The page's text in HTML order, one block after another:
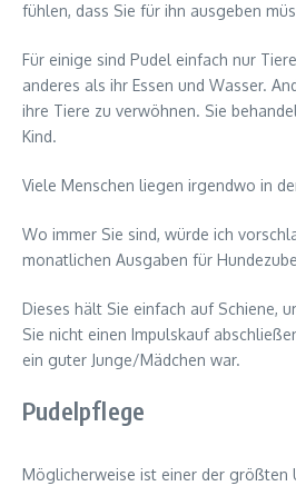
fühlen, dass Sie für ihn ausgeben
Für einige sind Pudel einfach nur
anderes als ihr Essen und Wasser.
ihre Tiere zu verwöhnen. Sie
Kind.
Viele Menschen liegen irgendwo in
Wo immer Sie sind, würde ich
monatlichen Ausgaben für
Dieses hält Sie einfach auf Schiene,
Sie nicht einen Impulskauf
ein guter Junge/Mädchen war.
Pudelpflege
Möglicherweise ist einer der größten